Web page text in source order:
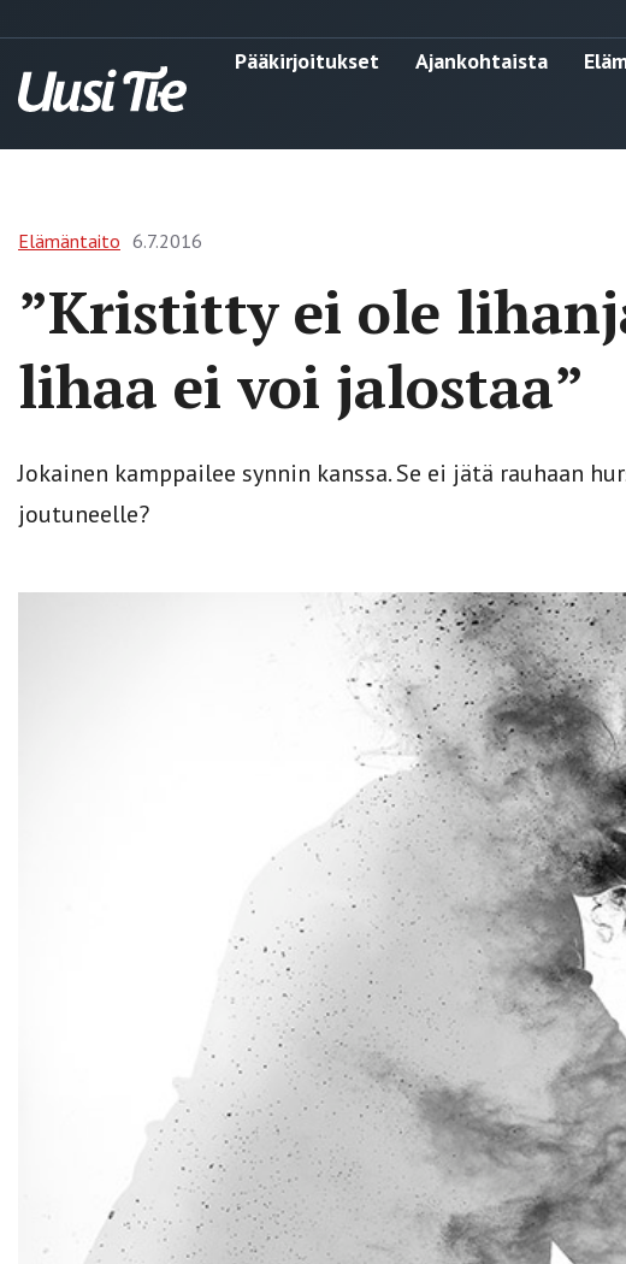
Pääkirjoitukset Ajankohtaista
Elämäntaito 6.7.2016
”Kristitty ei ole
lihaa ei voi jalostaa”
Jokainen kamppailee synnin kanssa. Se ei jätä rauhaan
joutuneelle?